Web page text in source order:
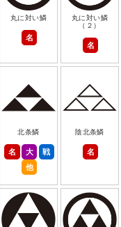
丸に対い鱗
名
丸に対い鱗
（２）
名
北条鱗
名 大
戦
他
陰北条鱗
名